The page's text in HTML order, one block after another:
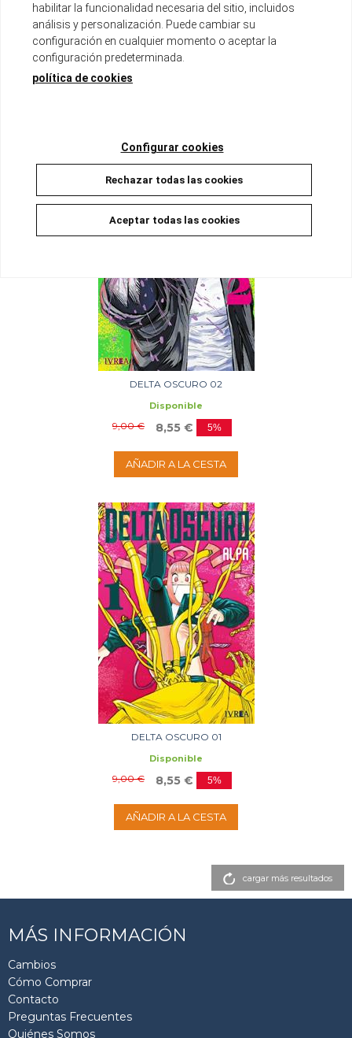
DELTA OSCURO 03
Disponible
9,00 €
DELTA OSCURO 02
Disponible
9,00 € 8,55 € 5%
AÑADIR A LA CESTA
DELTA OSCURO 01
Disponible
9,00 € 8,55 € 5%
AÑADIR A LA CESTA
cargar más resultados
MÁS INFORMACIÓN
Cambios
Cómo Comprar
Contacto
Preguntas Frecuentes
Quiénes Somos
habilitar la funcionalidad necesaria del sitio, incluidos
análisis y personalización. Puede cambiar su
configuración en cualquier momento o aceptar la
configuración predeterminada.
política de cookies
Configurar cookies
Rechazar todas las cookies
Aceptar todas las cookies